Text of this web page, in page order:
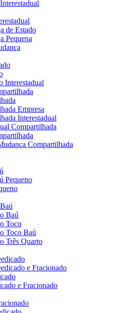
de Estado
Pequena
Interestadual
Empresa
Interestadual
Compartilhada
Compartilhada
Pequeno
Baú
Toco
Toco Baú
Três Quarto
e Fracionado
e Fracionado